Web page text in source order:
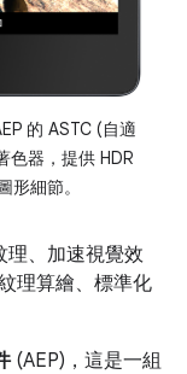
的 ASTC (自適
色器，提供 HDR
細節。
理、加速視覺效
理算繪、標準化
(AEP)，這是一組